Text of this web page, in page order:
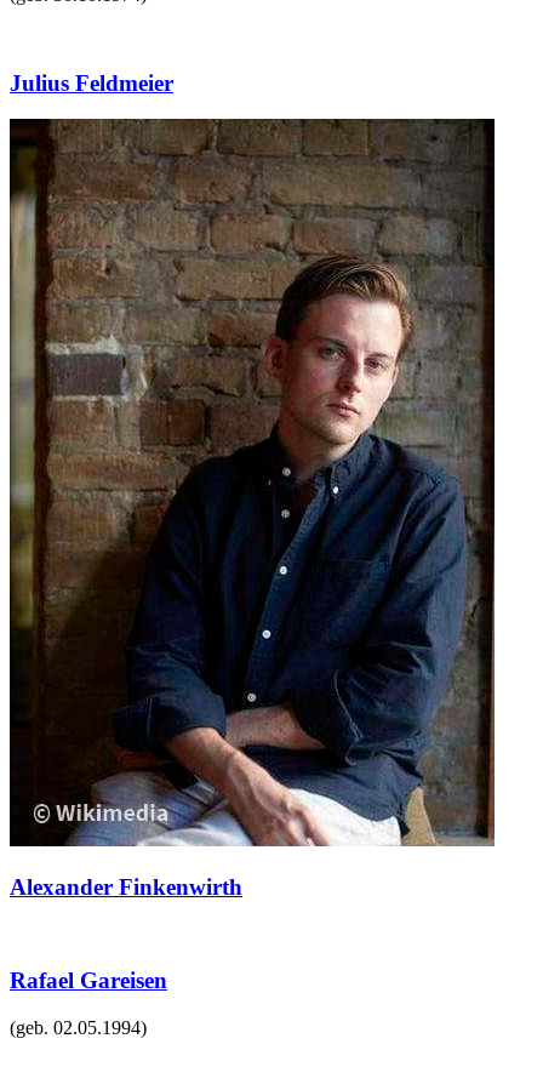
Julius Feldmeier
Alexander Finkenwirth
Rafael Gareisen
(geb. 02.05.1994)